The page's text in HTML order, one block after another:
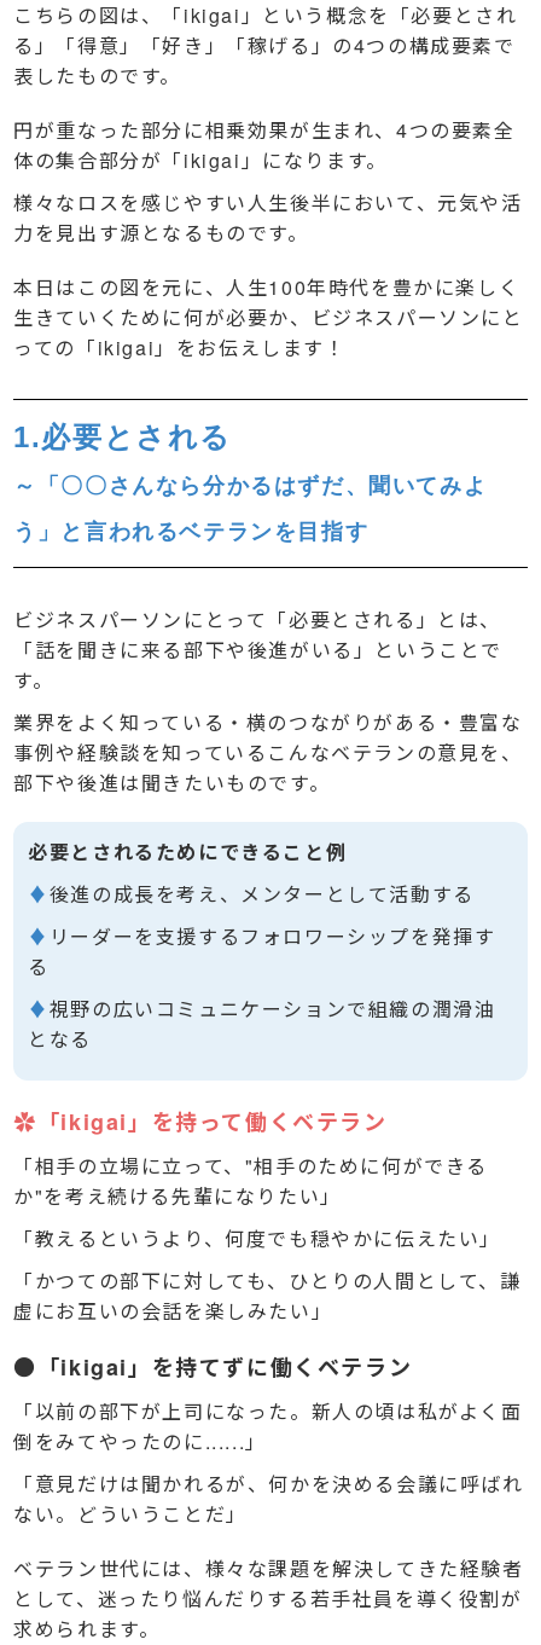
こちらの図は、「ikigai」という概念を「必要とされ
る」「得意」「好き」「稼げる」の4つの構成要素で
表したものです。
円が重なった部分に相乗効果が生まれ、4つの要素全
体の集合部分が「ikigai」になります。
様々なロスを感じやすい人生後半において、元気や活
力を見出す源となるものです。
本日はこの図を元に、人生100年時代を豊かに楽しく
生きていくために何が必要か、ビジネスパーソンにと
っての「ikigai」をお伝えします！
1.必要とされる
～「〇〇さんなら分かるはずだ、聞いてみよ
う」と言われるベテランを目指す
ビジネスパーソンにとって「必要とされる」とは、
「話を聞きに来る部下や後進がいる」ということで
す。
業界をよく知っている・横のつながりがある・豊富な
事例や経験談を知っているこんなベテランの意見を、
部下や後進は聞きたいものです。
必要とされるためにできること例
♦後進の成長を考え、メンターとして活動する
♦ リーダーを支援するフォロワーシップを発揮す
る
♦視野の広いコミュニケーションで組織の潤滑油
となる
✿「ikigai」を持って働くベテラン
「相手の立場に立って、"相手のために何ができる
か"を考え続ける先輩になりたい」
「教えるというより、何度でも穏やかに伝えたい」
「かつての部下に対しても、ひとりの人間として、謙
虚にお互いの会話を楽しみたい」
●「ikigai」を持てずに働くベテラン
「以前の部下が上司になった。新人の頃は私がよく面
倒をみてやったのに......」
「意見だけは聞かれるが、何かを決める会議に呼ばれ
ない。どういうことだ」
ベテラン世代には、様々な課題を解決してきた経験者
として、迷ったり悩んだりする若手社員を導く役割が
求められます。